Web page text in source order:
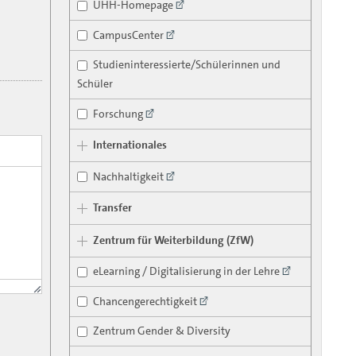
UHH-Homepage
CampusCenter
Studieninteressierte/Schülerinnen und
Schüler
Forschung
Internationales
Nachhaltigkeit
Transfer
Zentrum für Weiterbildung (ZfW)
eLearning / Digitalisierung in der Lehre
Chancengerechtigkeit
Zentrum Gender & Diversity